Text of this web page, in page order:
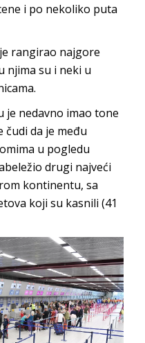
i po nekoliko puta
rangirao najgore
njima su i neki u
je nedavno imao tone
čudi da je među
u pogledu
drugi najveći
kontinentu, sa
koji su kasnili (41